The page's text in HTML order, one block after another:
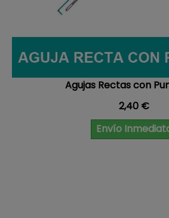
Agujas Rectas con
Precio
2,40 €
Envío